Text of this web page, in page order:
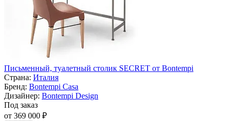
Письменный, туалетный столик SECRET от Bontempi
Страна: Италия
Бренд: Bontempi Casa
Дизайнер: Bontempi Design
Под заказ
от 369 000 ₽